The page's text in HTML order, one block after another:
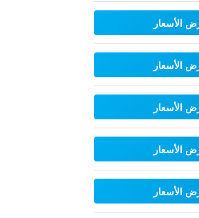
الأسعار
الأسعار
الأسعار
الأسعار
الأسعار